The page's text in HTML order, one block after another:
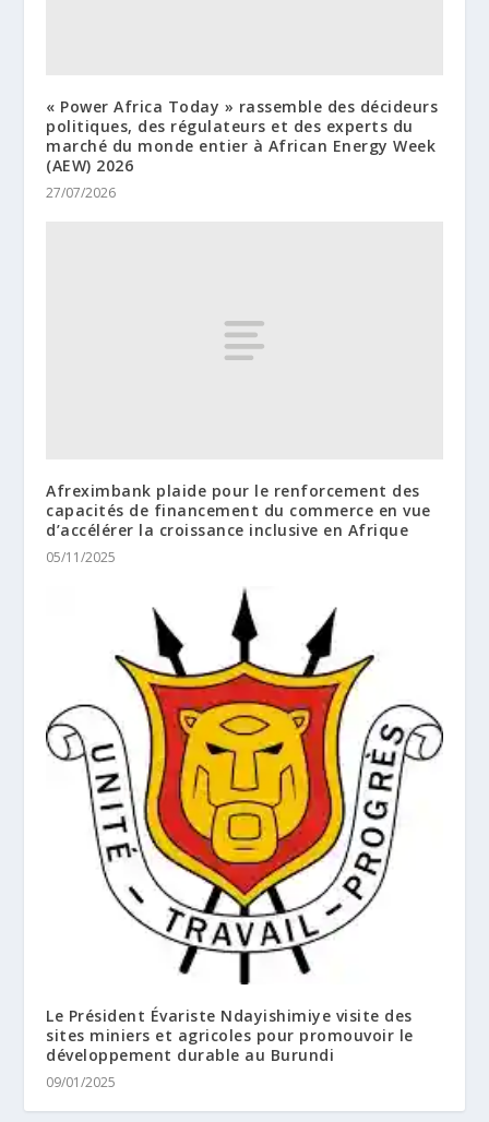
« Power Africa Today » rassemble des décideurs
politiques, des régulateurs et des experts du
marché du monde entier à African Energy Week
(AEW) 2026
27/07/2026
Afreximbank plaide pour le renforcement des
capacités de financement du commerce en vue
d’accélérer la croissance inclusive en Afrique
05/11/2025
Le Président Évariste Ndayishimiye visite des
sites miniers et agricoles pour promouvoir le
développement durable au Burundi
09/01/2025